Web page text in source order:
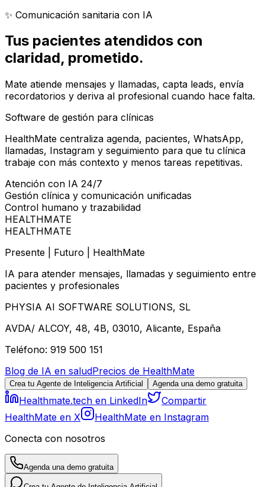
✨ Comunicación sanitaria con IA
Tus pacientes atendidos con
claridad, prometido.
Mate atiende mensajes y llamadas, capta leads, envía
recordatorios y deriva al profesional cuando hace falta.
Software de gestión para clínicas
HealthMate centraliza agenda, pacientes, WhatsApp,
llamadas, Instagram y seguimiento para que tu clínica
trabaje con más contexto y menos tareas repetitivas.
Atención con IA 24/7
Gestión clínica y comunicación unificadas
Control humano y trazabilidad
HEALTHMATE
HEALTHMATE
Presente | Futuro | HealthMate
IA para atender mensajes, llamadas y seguimiento entre
pacientes y profesionales
PHYSIA AI SOFTWARE SOLUTIONS, SL
AVDA/ ALCOY, 48, 4B, 03010, Alicante, España
Teléfono: 919 500 151
Blog de IA en saludPrecios de HealthMate
Crea tu Agente de Inteligencia Artificial Agenda una demo gratuita
Healthmate.tech en LinkedIn
Compartir
HealthMate en X
HealthMate en Instagram
Conecta con nosotros
Agenda una demo gratuita